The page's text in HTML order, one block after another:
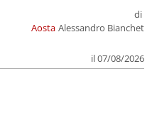
Aosta
di
Alessandro Bianchet
il 07/08/2026